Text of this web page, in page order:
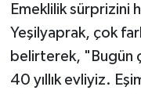
Emeklilik sürprizini
Yeşilyaprak, çok
belirterek, "Bugün
40 yıllık evliyiz.